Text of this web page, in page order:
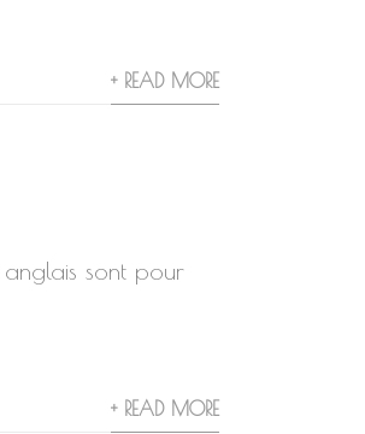
+ READ MORE
sont pour
+ READ MORE